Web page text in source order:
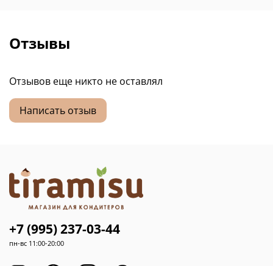
Отзывы
Отзывов еще никто не оставлял
Написать отзыв
+7 (995) 237-03-44
пн-вс 11:00-20:00